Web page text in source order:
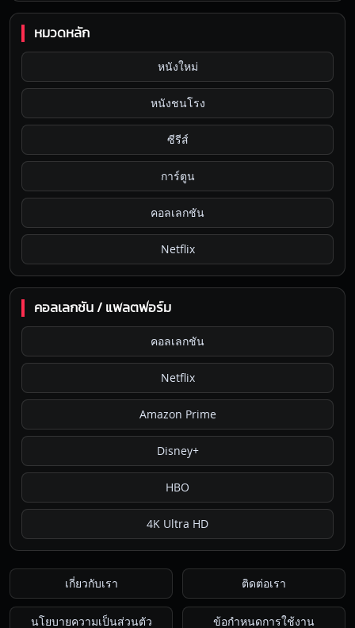
หมวดหลัก
หนังใหม่
หนังชนโรง
ซีรีส์
การ์ตูน
คอลเลกชัน
Netflix
คอลเลกชัน / แพลตฟอร์ม
คอลเลกชัน
Netflix
Amazon Prime
Disney+
HBO
4K Ultra HD
เกี่ยวกับเรา ติดต่อเรา
นโยบายความเป็นส่วนตัว ข้อกำหนดการใช้งาน